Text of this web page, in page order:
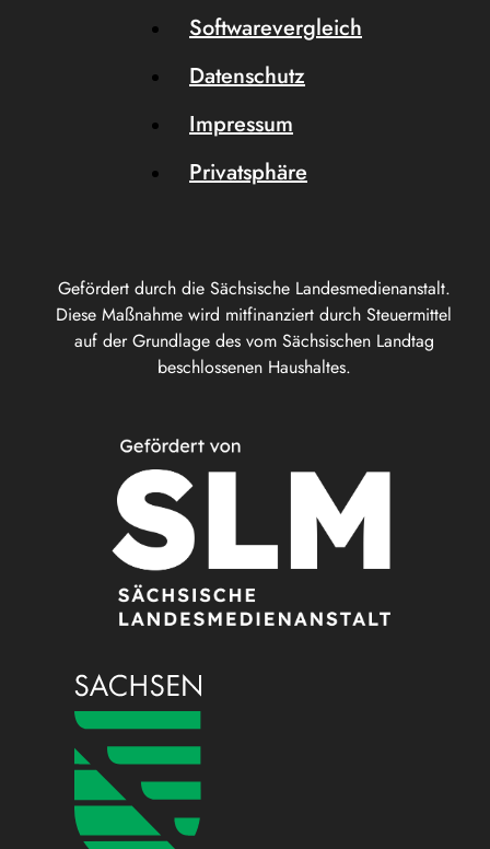
Gefördert durch die Sächsische Landesmedienanstalt.
Diese Maßnahme wird mitfinanziert durch Steuermittel
auf der Grundlage des vom Sächsischen Landtag
beschlossenen Haushaltes.
Softwarevergleich
Datenschutz
Impressum
Privatsphäre